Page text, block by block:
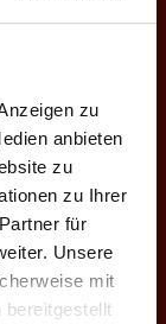
zu
anbieten
zu
zu Ihrer
für
Unsere
mit
bereitgestellt
-
II